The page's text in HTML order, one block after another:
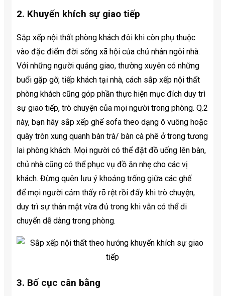
2. Khuyến khích sự giao tiếp
Sắp xếp nội thất phòng khách đôi khi còn phụ thuộc
vào đặc điểm đời sống xã hội của chủ nhân ngôi nhà.
Với những người quảng giao, thường xuyên có những
buổi gặp gỡ, tiếp khách tại nhà, cách sắp xếp nội thất
phòng khách cũng góp phần thực hiện mục đích duy trì
sự giao tiếp, trò chuyện của mọi người trong phòng. Q.2
này, bạn hãy sắp xếp ghế sofa theo dạng ô vuông hoặc
quây tròn xung quanh bàn trà/ bàn cà phê ở trong tương
lai phòng khách. Mọi người có thể đặt đồ uống lên bàn,
chủ nhà cũng có thể phục vụ đồ ăn nhẹ cho các vị
khách. Đừng quên lưu ý khoảng trống giữa các ghế
để mọi người cảm thấy rõ rệt rồi đấy khi trò chuyện,
duy trì sự thân mật vừa đủ trong khi vẫn có thể di
chuyển dễ dàng trong phòng.
3. Bố cục cân bằng